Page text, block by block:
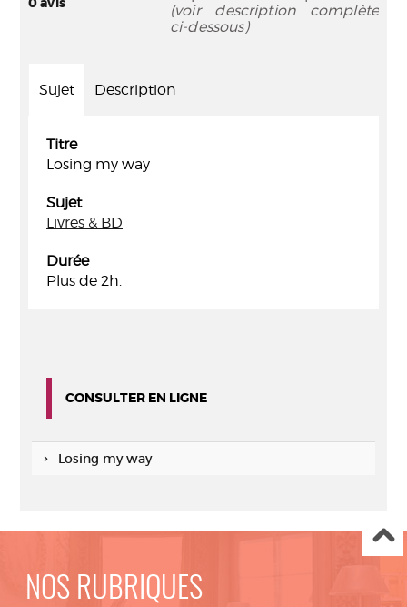
(voir description complète
ci-dessous)
Sujet Description
Titre
Losing my way
Sujet
Livres & BD
Durée
Plus de 2h.
CONSULTER EN LIGNE
Losing my way
NOS RUBRIQUES